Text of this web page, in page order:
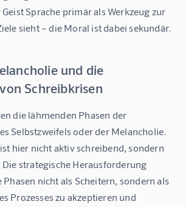
Sprache primär als Werkzeug zur
sieht – die Moral ist dabei sekundär.
und die
Schreibkrisen
die lähmenden Phasen der
Selbstzweifels oder der Melancholie.
hier nicht aktiv schreibend, sondern
strategische Herausforderung
nicht als Scheitern, sondern als
Prozesses zu akzeptieren und